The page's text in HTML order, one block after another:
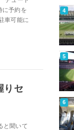
に予約を
車可能に
りセ
と聞いて